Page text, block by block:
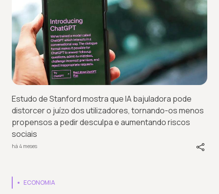
Estudo de Stanford mostra que IA bajuladora pode
distorcer o juízo dos utilizadores, tornando-os menos
propensos a pedir desculpa e aumentando riscos
sociais
há 4 meses
ECONOMIA